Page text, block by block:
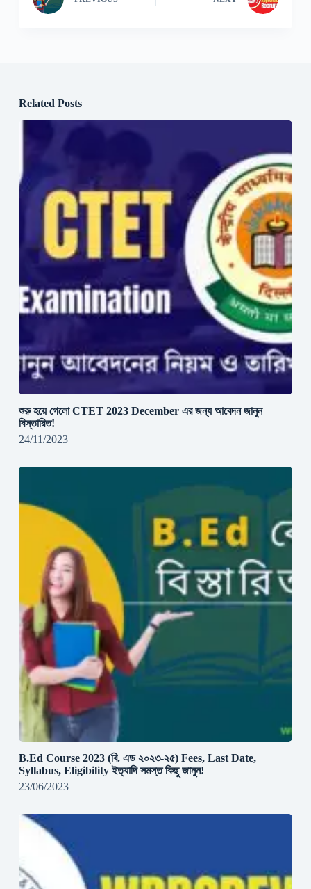
Related Posts
শুরু হয়ে গেলো CTET 2023 December এর জন্য আবেদন জানুন
বিস্তারিত!
24/11/2023
B.Ed Course 2023 (বি. এড ২০২৩-২৫) Fees, Last Date,
Syllabus, Eligibility ইত্যাদি সমস্ত কিছু জানুন!
23/06/2023